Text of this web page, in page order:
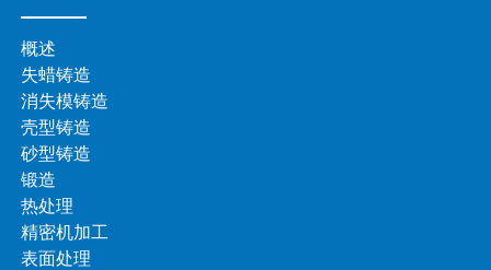
概述
失蜡铸造
消失模铸造
壳型铸造
砂型铸造
锻造
热处理
精密机加工
表面处理